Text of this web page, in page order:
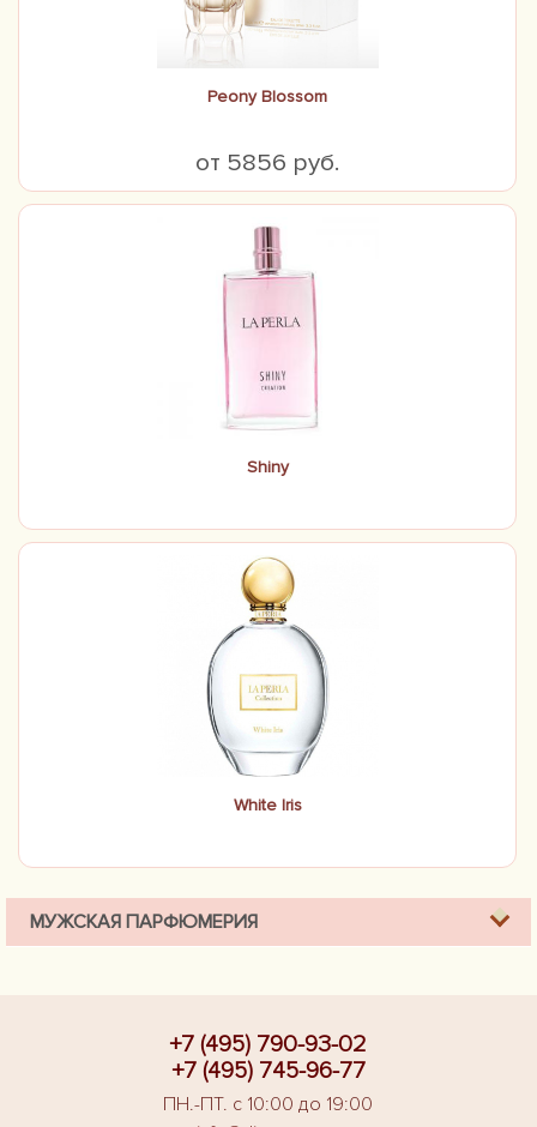
Peony Blossom
от 5856 руб.
Shiny
White Iris
МУЖСКАЯ ПАРФЮМЕРИЯ
+7 (495) 790-93-02
+7 (495) 745-96-77
ПН.-ПТ. с 10:00 до 19:00